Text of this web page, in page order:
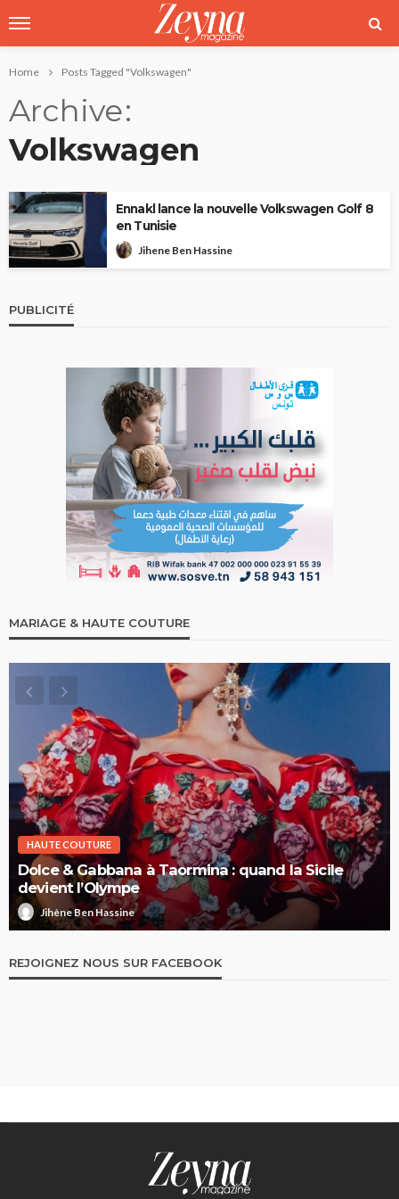
Home Posts Tagged "Volkswagen"
Archive
Volkswagen
Ennakl lance la nouvelle Volkswagen Golf 8
en Tunisie
Jihene Ben Hassine
PUBLICITÉ
MARIAGE & HAUTE COUTURE
HAUTE COUTURE
Dolce & Gabbana à Taormina : quand la Sicile
devient l’Olympe
Jihène Ben Hassine
REJOIGNEZ NOUS SUR FACEBOOK